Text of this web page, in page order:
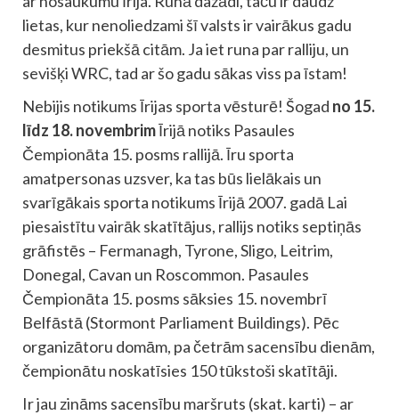
lietas, kur nenoliedzami šī valsts ir vairākus gadu
desmitus priekšā citām. Ja iet runa par ralliju, un
sevišķi WRC, tad ar šo gadu sākas viss pa īstam!
Nebijis notikums Īrijas sporta vēsturē! Šogad no 15.
līdz 18. novembrimĪrijā notiks Pasaules
Čempionāta 15. posms rallijā. Īru sporta
amatpersonas uzsver, ka tas būs lielākais un
svarīgākais sporta notikums Īrijā 2007. gadā Lai
piesaistītu vairāk skatītājus, rallijs notiks septiņās
grāfistēs – Fermanagh, Tyrone, Sligo, Leitrim,
Donegal, Cavan un Roscommon. Pasaules
Čempionāta 15. posms sāksies 15. novembrī
Belfāstā (Stormont Parliament Buildings). Pēc
organizātoru domām, pa četrām sacensību dienām,
čempionātu noskatīsies 150 tūkstoši skatītāji.
Ir jau zināms sacensību maršruts (skat. karti) – ar